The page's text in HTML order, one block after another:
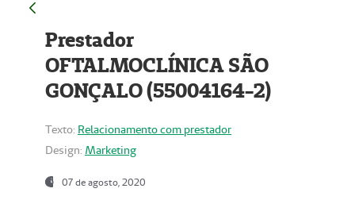
Prestador
OFTALMOCLÍNICA SÃO
GONÇALO (55004164-2)
Texto: Relacionamento com prestador
Design: Marketing
07 de agosto, 2020